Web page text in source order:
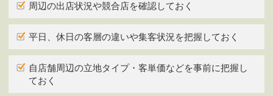
周辺の出店状況や競合店を確認しておく
平日、休日の客層の違いや集客状況を把握しておく
自店舗周辺の立地タイプ・客単価などを事前に把握し
ておく